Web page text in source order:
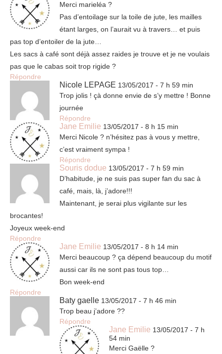
Merci marieléa ?
Pas d’entoilage sur la toile de jute, les mailles
étant larges, on l’aurait vu à travers… et puis
pas top d’entoiler de la jute…
Les sacs à café sont déjà assez raides je trouve et je ne voulais
pas que le cabas soit trop rigide ?
Répondre
Nicole LEPAGE 13/05/2017 - 7 h 59 min
Trop jolis ! çà donne envie de s’y mettre ! Bonne
journée
Répondre
Jane Emilie 13/05/2017 - 8 h 15 min
Merci Nicole ? n’hésitez pas à vous y mettre,
c’est vraiment sympa !
Répondre
Souris dodue 13/05/2017 - 7 h 59 min
D’habitude, je ne suis pas super fan du sac à
café, mais, là, j’adore!!!
Maintenant, je serai plus vigilante sur les
brocantes!
Joyeux week-end
Répondre
Jane Emilie 13/05/2017 - 8 h 14 min
Merci beaucoup ? ça dépend beaucoup du motif
aussi car ils ne sont pas tous top…
Bon week-end
Répondre
Baty gaelle 13/05/2017 - 7 h 46 min
Trop beau j’adore ??
Répondre
Jane Emilie 13/05/2017 - 7 h
54 min
Merci Gaëlle ?